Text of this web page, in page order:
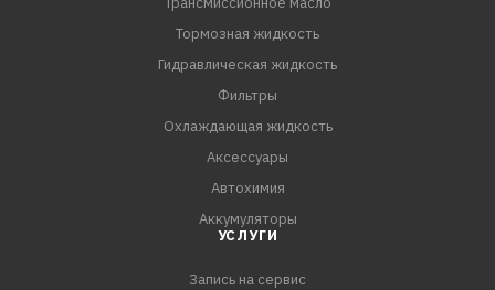
Тормозная жидкость
Гидравлическая жидкость
Фильтры
Охлаждающая жидкость
Аксессуары
Автохимия
Аккумуляторы
УСЛУГИ
Запись на сервис